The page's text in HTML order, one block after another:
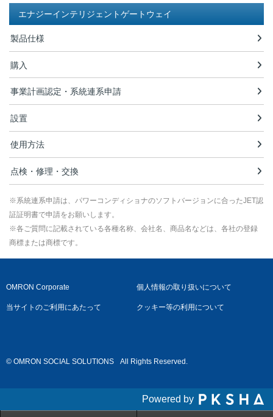
エナジーインテリジェントゲートウェイ
製品仕様
購入
事業計画認定・系統連系申請
設置
使用方法
点検・修理・交換
※系統連系申請は、パワーコンディショナのソフトバージョンに合ったJET認
証証明書で申請をお願いします。
※各ご質問に記載されている各種名称、会社名、商品名などは、各社の登録
商標または商標です。
OMRON Corporate 個人情報の取り扱いについて
当サイトのご利用にあたって クッキー等の利用について
© OMRON SOCIAL SOLUTIONS All Rights Reserved.
Powered by